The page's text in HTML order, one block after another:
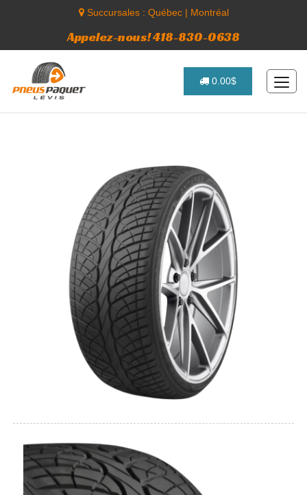
Succursales : Québec| Montréal
Appelez-nous! 418-830-0638
0.00$